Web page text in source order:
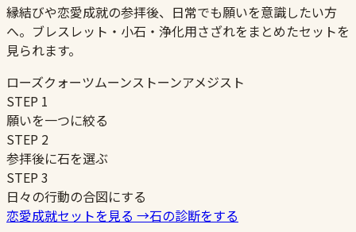
縁結びや恋愛成就の参拝後、日常でも願いを意識したい方
へ。ブレスレット・小石・浄化用さざれをまとめたセットを
見られます。
ローズクォーツムーンストーンアメジスト
STEP 1
願いを一つに絞る
STEP 2
参拝後に石を選ぶ
STEP3
日々の行動の合図にする
恋愛成就セットを見る →石の診断をする